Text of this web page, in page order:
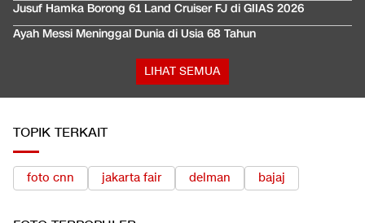
Jusuf Hamka Borong 61 Land Cruiser FJ di GIIAS 2026
Ayah Messi Meninggal Dunia di Usia 68 Tahun
LIHAT SEMUA
TOPIK TERKAIT
foto cnn jakarta fair delman bajaj